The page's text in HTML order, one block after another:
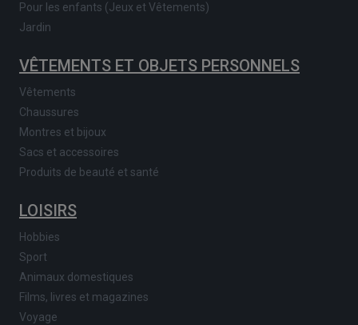
Pour les enfants (Jeux et Vêtements)
Jardin
VÊTEMENTS ET OBJETS PERSONNELS
Vêtements
Chaussures
Montres et bijoux
Sacs et accessoires
Produits de beauté et santé
LOISIRS
Hobbies
Sport
Animaux domestiques
Films, livres et magazines
Voyage